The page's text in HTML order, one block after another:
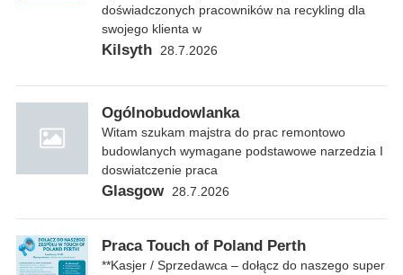
doświadczonych pracowników na recykling dla
swojego klienta w
Kilsyth 28.7.2026
Ogólnobudowlanka
Witam szukam majstra do prac remontowo
budowlanych wymagane podstawowe narzedzia I
doswiatczenie praca
Glasgow 28.7.2026
Praca Touch of Poland Perth
**Kasjer / Sprzedawca – dołącz do naszego super